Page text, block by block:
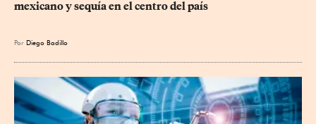
mexicano y sequía en el centro del país
Por Diego Badillo